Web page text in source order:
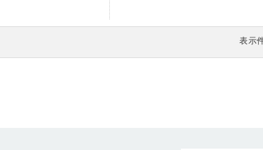
表示